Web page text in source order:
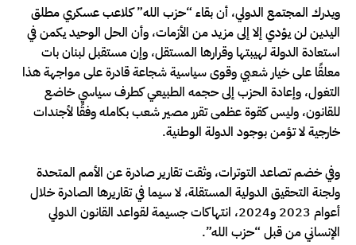
ويدرك المجتمع الدولي، أن بقاء “حزب الله” كلاعب عسكري مطلق
اليدين لن يؤدي إلا إلى مزيد من الأزمات، وأن الحل الوحيد يكمن في
استعادة الدولة لهيبتها وقرارها المستقل، وإن مستقبل لبنان بات
معلقًا على خيار شعبي وقوى سياسية شجاعة قادرة على مواجهة هذا
التغول، وإعادة الحزب إلى حجمه الطبيعي كطرف سياسي خاضع
للقانون، وليس كقوة عظمى تقرر مصير شعب بكامله وفقًا لأجندات
خارجية لا تؤمن بوجود الدولة الوطنية.
وفي خضم تصاعد التوترات، وثقت تقارير صادرة عن الأمم المتحدة
ولجنة التحقيق الدولية المستقلة، لا سيما في تقاريرها الصادرة خلال
أعوام 2023 و2024، انتهاكات جسيمة لقواعد القانون الدولي
الإنساني من قبل “حزب الله”.